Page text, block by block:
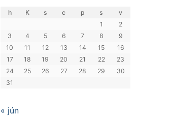
h K s c p s
v
1
2
3
4 5 6 7 8
9
10
11 12 13 14 15
16
17
18 19 20 21 22
23
24
25 26 27 28 29
30
31
« jún